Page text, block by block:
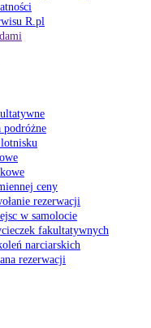
R.pl
podróżne
ceny
rezerwacji
w samolocie
fakultatywnych
narciarskich
rezerwacji